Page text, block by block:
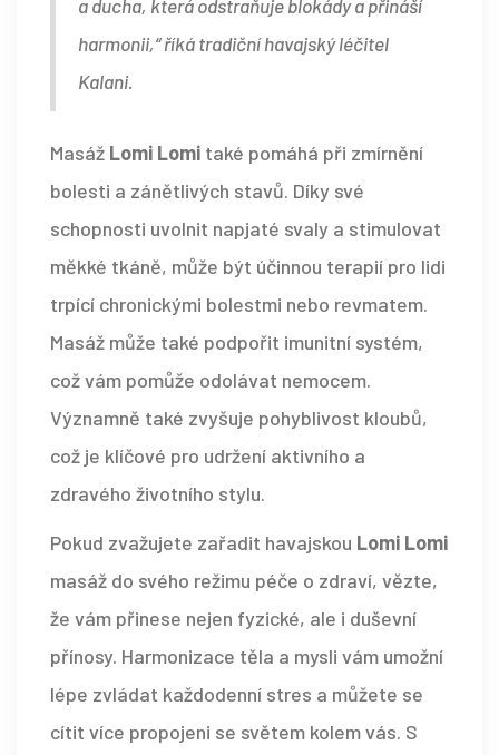
a ducha, která odstraňuje blokády a přináší
harmonii,“ říká tradiční havajský léčitel
Kalani.
Masáž Lomi Lomi také pomáhá při zmírnění
bolesti a zánětlivých stavů. Díky své
schopnosti uvolnit napjaté svaly a stimulovat
měkké tkáně, může být účinnou terapií pro lidi
trpící chronickými bolestmi nebo revmatem.
Masáž může také podpořit imunitní systém,
což vám pomůže odolávat nemocem.
Významně také zvyšuje pohyblivost kloubů,
což je klíčové pro udržení aktivního a
zdravého životního stylu.
Pokud zvažujete zařadit havajskou Lomi Lomi
masáž do svého režimu péče o zdraví, vězte,
že vám přinese nejen fyzické, ale i duševní
přínosy. Harmonizace těla a mysli vám umožní
lépe zvládat každodenní stres a můžete se
cítit více propojeni se světem kolem vás. S